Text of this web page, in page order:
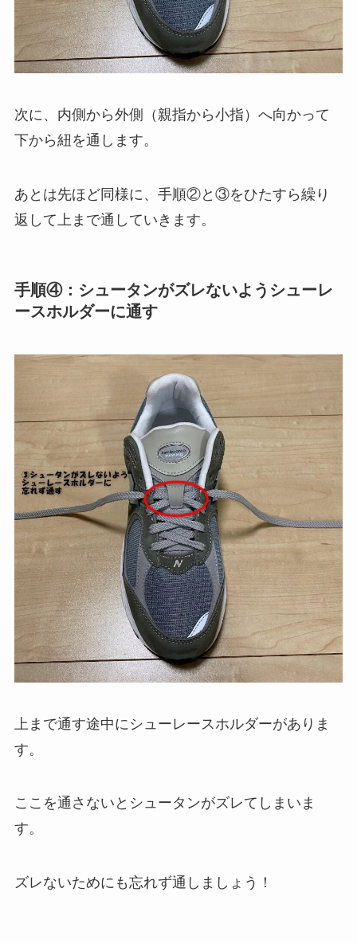
次に、内側から外側（親指から小指）へ向かって
下から紐を通します。
あとは先ほど同様に、手順②と③をひたすら繰り
返して上まで通していきます。
手順④：シュータンがズレないようシューレ
ースホルダーに通す
上まで通す途中にシューレースホルダーがありま
す。
ここを通さないとシュータンがズレてしまいま
す。
ズレないためにも忘れず通しましょう！